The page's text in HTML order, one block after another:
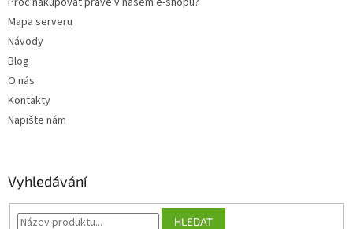
Mapa serveru
Návody
Blog
O nás
Kontakty
Napište nám
Vyhledávání
HLEDAT